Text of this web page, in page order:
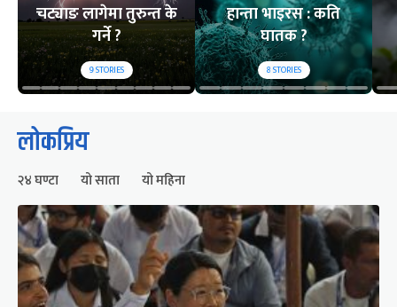
चट्याङ लागेमा तुरुन्त के
गर्ने ?
9STORIES
हान्ता भाइरस : कति
घातक ?
8STORIES
लोकप्रिय
२४ घण्टा यो साता यो महिना